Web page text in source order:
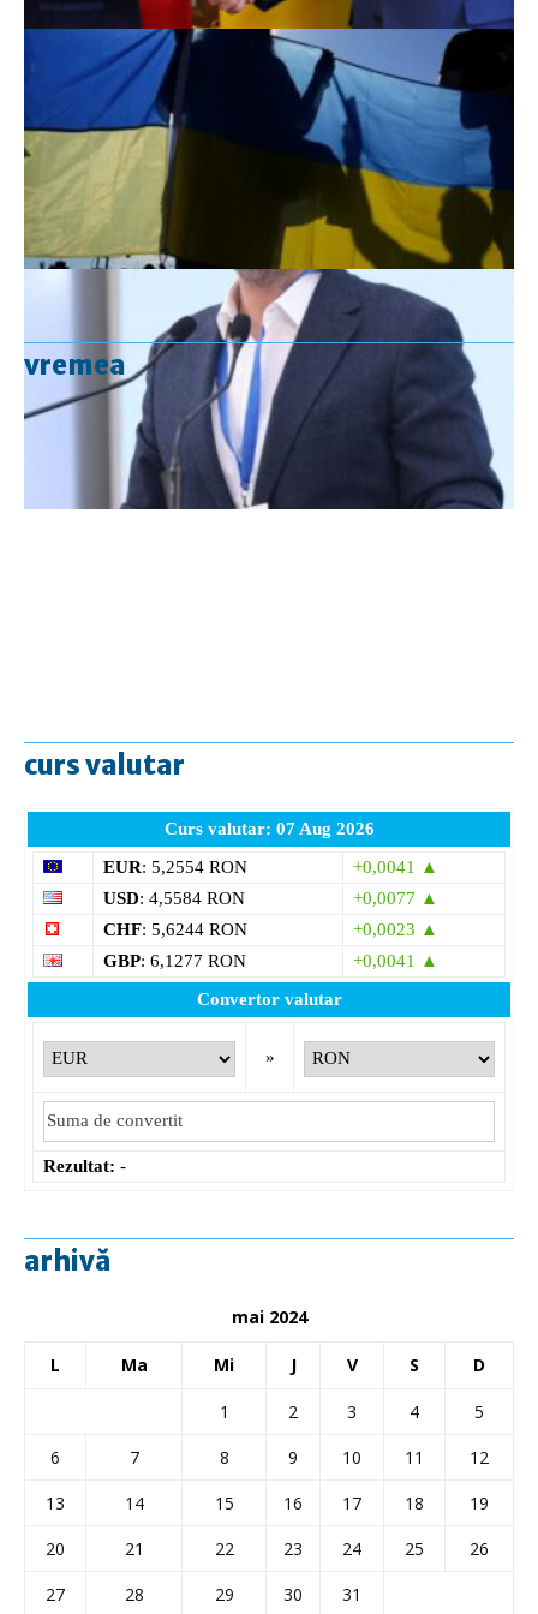
vremea
curs valutar
Curs valutar: 07 Aug 2026
EUR: 5,2554 RON
+0,0041 ▲
USD: 4,5584 RON
+0,0077 ▲
CHF: 5,6244 RON
+0,0023 ▲
GBP: 6,1277 RON
+0,0041 ▲
Convertor valutar
»
Rezultat: -
arhivă
mai 2024
L Ma Mi J V S D
1 2 3 4
5
6
7 8 9 10 11
12
13
14 15 16 17 18
19
20
21 22 23 24 25
26
27
28 29 30 31